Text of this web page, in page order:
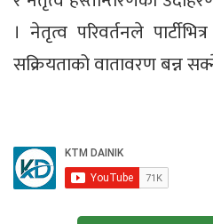
। नेतृत्व परिवर्तनले
सक्रियताको वातावरण बन्न